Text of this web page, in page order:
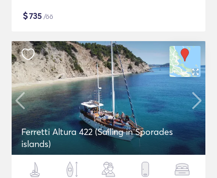
$735 /öö
Ferretti Altura 422 (Sailing in Sporades
islands)